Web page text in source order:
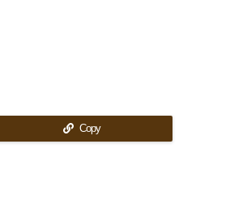
Copy